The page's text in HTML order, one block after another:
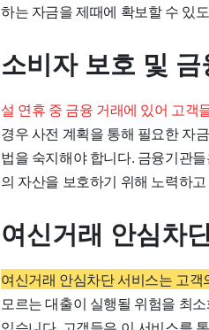
하는 자금을 제때에 확보할 수 있
소비자 보호 및
설 연휴 중 금융 거래에 있어 고객
경우 사전 계획을 통해 필요한 자
법을 숙지해야 합니다. 금융기관
의 자산을 보호하기 위해 노력하
여신거래 안심차
여신거래 안심차단 서비스는 고
모르는 대출이 실행될 위험을 최